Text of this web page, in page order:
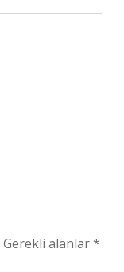
Gerekli alanlar*